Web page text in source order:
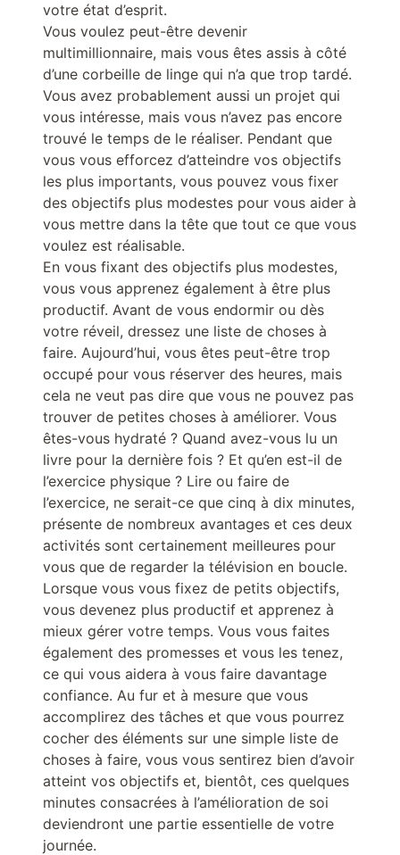
votre état d’esprit.
Vous voulez peut-être devenir
multimillionnaire, mais vous êtes assis à côté
d’une corbeille de linge qui n’a que trop tardé.
Vous avez probablement aussi un projet qui
vous intéresse, mais vous n’avez pas encore
trouvé le temps de le réaliser. Pendant que
vous vous efforcez d’atteindre vos objectifs
les plus importants, vous pouvez vous fixer
des objectifs plus modestes pour vous aider à
vous mettre dans la tête que tout ce que vous
voulez est réalisable.
En vous fixant des objectifs plus modestes,
vous vous apprenez également à être plus
productif. Avant de vous endormir ou dès
votre réveil, dressez une liste de choses à
faire. Aujourd’hui, vous êtes peut-être trop
occupé pour vous réserver des heures, mais
cela ne veut pas dire que vous ne pouvez pas
trouver de petites choses à améliorer. Vous
êtes-vous hydraté ? Quand avez-vous lu un
livre pour la dernière fois ? Et qu’en est-il de
l’exercice physique ? Lire ou faire de
l’exercice, ne serait-ce que cinq à dix minutes,
présente de nombreux avantages et ces deux
activités sont certainement meilleures pour
vous que de regarder la télévision en boucle.
Lorsque vous vous fixez de petits objectifs,
vous devenez plus productif et apprenez à
mieux gérer votre temps. Vous vous faites
également des promesses et vous les tenez,
ce qui vous aidera à vous faire davantage
confiance. Au fur et à mesure que vous
accomplirez des tâches et que vous pourrez
cocher des éléments sur une simple liste de
choses à faire, vous vous sentirez bien d’avoir
atteint vos objectifs et, bientôt, ces quelques
minutes consacrées à l’amélioration de soi
deviendront une partie essentielle de votre
journée.